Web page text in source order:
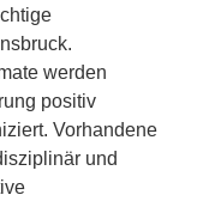
werden
positiv
Vorhandene
und